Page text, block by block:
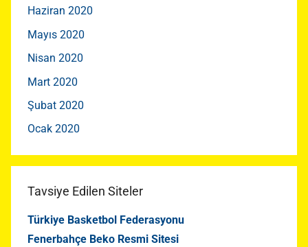
Haziran 2020
Mayıs 2020
Nisan 2020
Mart 2020
Şubat 2020
Ocak 2020
Tavsiye Edilen Siteler
Türkiye Basketbol Federasyonu
Fenerbahçe Beko Resmi Sitesi